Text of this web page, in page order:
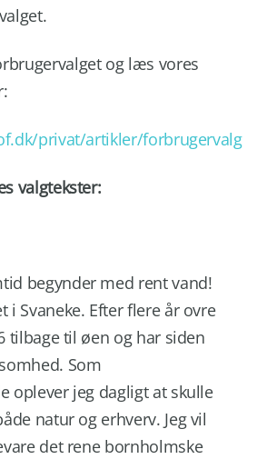
og læs vores
privat/artikler/forbrugervalg
valgtekster:
begynder med rent vand!
i Svaneke. Efter flere år ovre
tilbage til øen og har siden
Som
oplever jeg dagligt at skulle
natur og erhverv. Jeg vil
det rene bornholmske